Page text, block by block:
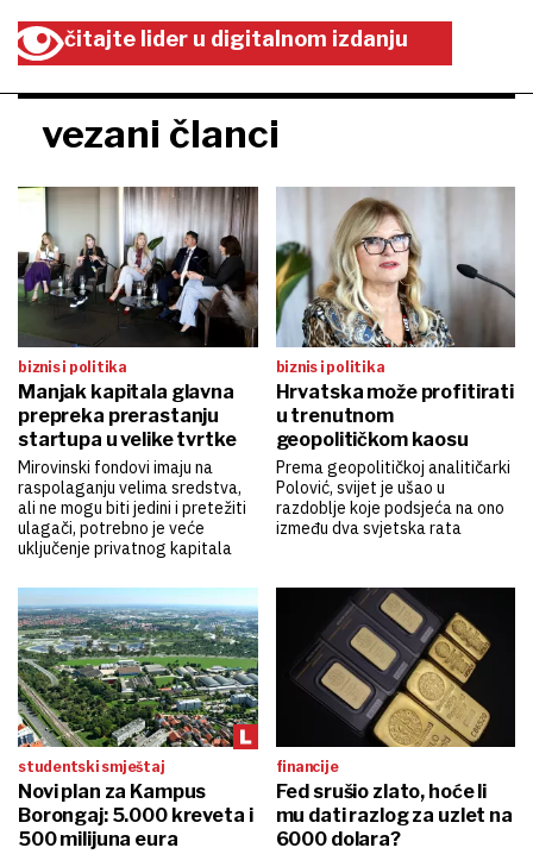
čitajte lider u digitalnom izdanju
vezani članci
biznis i politika
Manjak kapitala glavna
prepreka prerastanju
startupa u velike tvrtke
Mirovinski fondovi imaju na
raspolaganju velima sredstva,
ali ne mogu biti jedini i pretežiti
ulagači, potrebno je veće
uključenje privatnog kapitala
biznis i politika
Hrvatska može profitirati
u trenutnom
geopolitičkom kaosu
Prema geopolitičkoj analitičarki
Polović, svijet je ušao u
razdoblje koje podsjeća na ono
između dva svjetska rata
studentski smještaj
Novi plan za Kampus
Borongaj: 5.000 kreveta i
500 milijuna eura
financije
Fed srušio zlato, hoće li
mu dati razlog za uzlet na
6000 dolara?